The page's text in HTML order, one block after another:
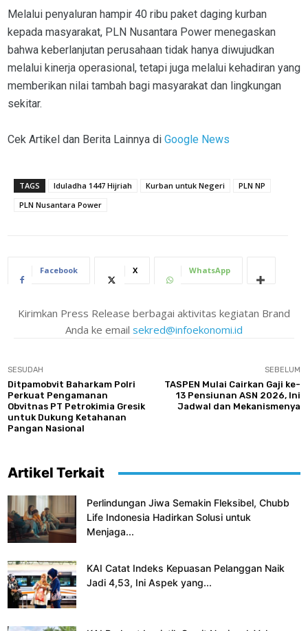
Melalui penyaluran hampir 40 ribu paket daging kurban
kepada masyarakat, PLN Nusantara Power menegaskan
bahwa keberlanjutan perusahaan tidak hanya diwujudkan
melalui kinerja operasional, tetapi juga melalui kehadiran yang
memberikan nilai tambah bagi masyarakat dan lingkungan
sekitar.
Cek Artikel dan Berita Lainnya di Google News
TAGS Iduladha 1447 Hijriah Kurban untuk Negeri
PLN NP
PLN Nusantara Power
Facebook X WhatsApp
Kirimkan Press Release berbagai aktivitas kegiatan Brand
Anda ke email sekred@infoekonomi.id
SESUDAH
Ditpamobvit Baharkam Polri
Perkuat Pengamanan
Obvitnas PT Petrokimia Gresik
untuk Dukung Ketahanan
Pangan Nasional
SEBELUM
TASPEN Mulai Cairkan Gaji ke-
13 Pensiunan ASN 2026, Ini
Jadwal dan Mekanismenya
Artikel Terkait
Perlindungan Jiwa Semakin Fleksibel, Chubb
Life Indonesia Hadirkan Solusi untuk
Menjaga...
KAI Catat Indeks Kepuasan Pelanggan Naik
Jadi 4,53, Ini Aspek yang...